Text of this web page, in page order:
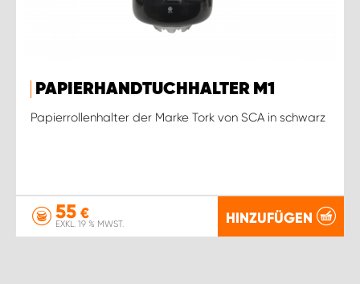
PAPIERHANDTUCHHALTER M1
Papierrollenhalter der Marke Tork von SCA in schwarz
55 €
EXKL. 19 % MWST. HINZUFÜGEN